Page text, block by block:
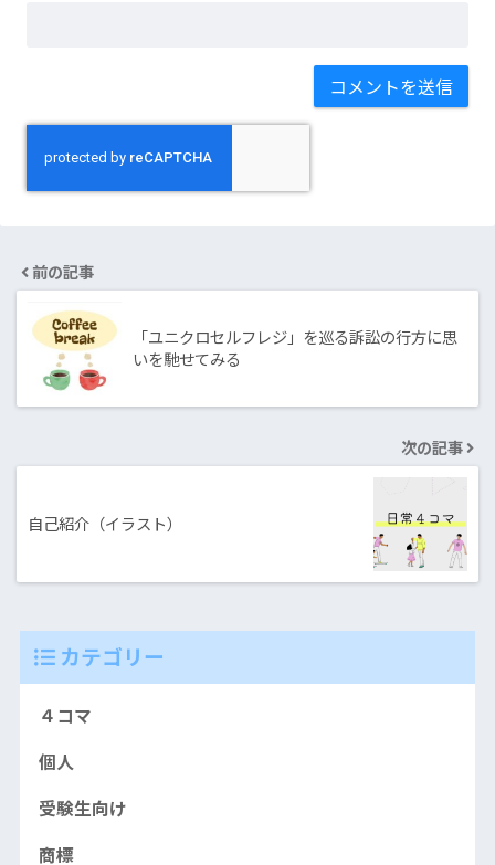
前の記事
「ユニクロセルフレジ」を巡る訴訟の行方に思
いを馳せてみる
次の記事
自己紹介（イラスト）
カテゴリー
４コマ
個人
受験生向け
商標